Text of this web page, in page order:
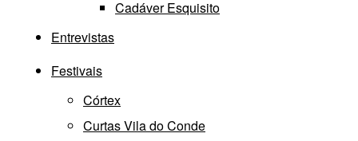
Cadáver Esquisito
Entrevistas
Festivais
Córtex
Curtas Vila do Conde